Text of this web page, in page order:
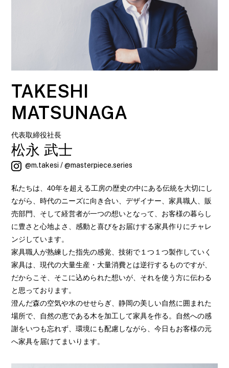
TAKESHI
MATSUNAGA
代表取締役社長
松永 武士
@m.takesi /@masterpiece.series
私たちは、40年を超える工房の歴史の中にある伝統を大切にし
ながら、時代のニーズに向き合い、デザイナー、家具職人、販
売部門、そして経営者が一つの想いとなって、お客様の暮らし
に豊さと心地よさ、感動と喜びをお届けする家具作りにチャレ
ンジしています。
家具職人が熟練した指先の感覚、技術で１つ１つ製作していく
家具は、現代の大量生産・大量消費とは逆行するものですが、
だからこそ、そこに込められた想いが、それを使う方に伝わる
と思っております。
澄んだ森の空気や水のせせらぎ、静岡の美しい自然に囲まれた
場所で、自然の恵である木を加工して家具を作る。自然への感
謝をいつも忘れず、環境にも配慮しながら、今日もお客様の元
へ家具を届けてまいります。